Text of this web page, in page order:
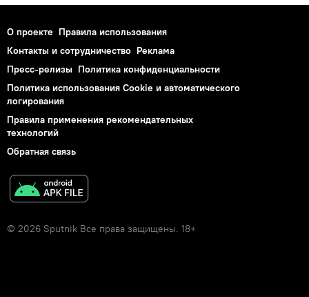
О проекте Правила использования
Контакты и сотрудничество Реклама
Пресс-релизы Политика конфиденциальности
Политика использования Cookie и автоматического
логирования
Правила применения рекомендательных
технологий
Обратная связь
© 2026 Sputnik Все права защищены. 18+